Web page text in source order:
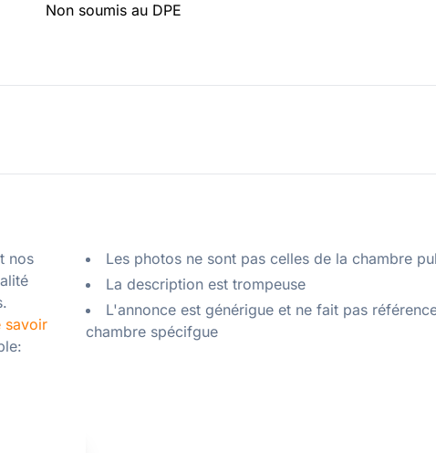
Non soumis au DPE
nos
savoir
Les photos ne sont pas celles de la chambre
La description est trompeuse
L'annonce est générigue et ne fait pas
chambre spécifgue